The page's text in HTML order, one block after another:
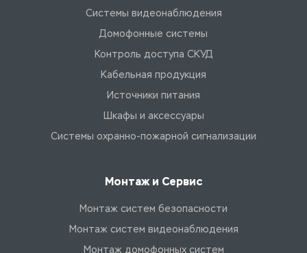
Системы видеонаблюдения
Домофонные системы
Контроль доступа СКУД
Кабельная продукция
Источники питания
Шкафы и аксессуары
Системы охранно-пожарной сигнализации
Монтаж и Сервис
Монтаж систем безопасности
Монтаж систем видеонаблюдения
Монтаж домофонных систем